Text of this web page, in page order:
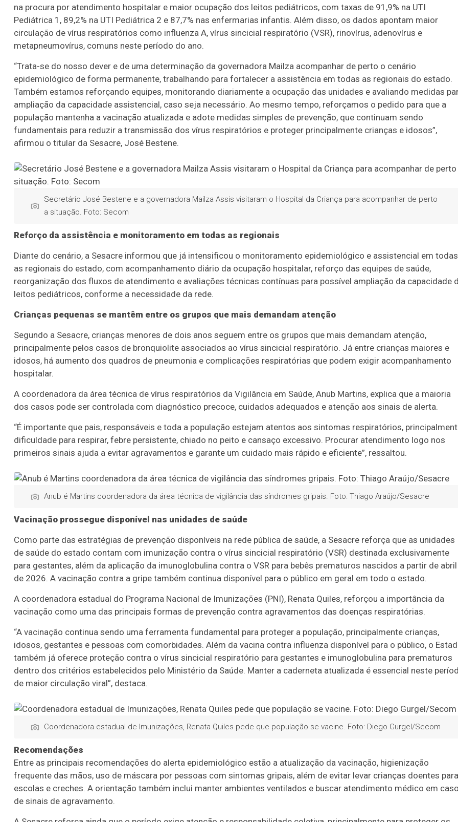
na procura por atendimento hospitalar e maior ocupação dos leitos pediátricos, com taxas de 91,9% na UTI
Pediátrica 1, 89,2% na UTI Pediátrica 2 e 87,7% nas enfermarias infantis. Além disso, os dados apontam maior
circulação de vírus respiratórios como influenza A, vírus sincicial respiratório (VSR), rinovírus, adenovírus e
metapneumovírus, comuns neste período do ano.
“Trata-se do nosso dever e de uma determinação da governadora Mailza acompanhar de perto o cenário
epidemiológico de forma permanente, trabalhando para fortalecer a assistência em todas as regionais do estado.
Também estamos reforçando equipes, monitorando diariamente a ocupação das unidades e avaliando medidas
ampliação da capacidade assistencial, caso seja necessário. Ao mesmo tempo, reforçamos o pedido para que a
população mantenha a vacinação atualizada e adote medidas simples de prevenção, que continuam sendo
fundamentais para reduzir a transmissão dos vírus respiratórios e proteger principalmente crianças e idosos”,
afirmou o titular da Sesacre, José Bestene.
Secretário José Bestene e a governadora Mailza Assis visitaram o Hospital da Criança para acompanhar de perto
a situação. Foto: Secom
Reforço da assistência e monitoramento em todas as regionais
Diante do cenário, a Sesacre informou que já intensificou o monitoramento epidemiológico e assistencial em todas
as regionais do estado, com acompanhamento diário da ocupação hospitalar, reforço das equipes de saúde,
reorganização dos fluxos de atendimento e avaliações técnicas contínuas para possível ampliação da capacidade
leitos pediátricos, conforme a necessidade da rede.
Crianças pequenas se mantêm entre os grupos que mais demandam atenção
Segundo a Sesacre, crianças menores de dois anos seguem entre os grupos que mais demandam atenção,
principalmente pelos casos de bronquiolite associados ao vírus sincicial respiratório. Já entre crianças maiores e
idosos, há aumento dos quadros de pneumonia e complicações respiratórias que podem exigir acompanhamento
hospitalar.
A coordenadora da área técnica de vírus respiratórios da Vigilância em Saúde, Anub Martins, explica que a maioria
dos casos pode ser controlada com diagnóstico precoce, cuidados adequados e atenção aos sinais de alerta.
“É importante que pais, responsáveis e toda a população estejam atentos aos sintomas respiratórios,
dificuldade para respirar, febre persistente, chiado no peito e cansaço excessivo. Procurar atendimento logo nos
primeiros sinais ajuda a evitar agravamentos e garante um cuidado mais rápido e eficiente”, ressaltou.
Anub é Martins coordenadora da área técnica de vigilância das síndromes gripais. Foto: Thiago Araújo/Sesacre
Vacinação prossegue disponível nas unidades de saúde
Como parte das estratégias de prevenção disponíveis na rede pública de saúde, a Sesacre reforça que as unidades
de saúde do estado contam com imunização contra o vírus sincicial respiratório (VSR) destinada exclusivamente
para gestantes, além da aplicação da imunoglobulina contra o VSR para bebês prematuros nascidos a partir de abril
de 2026. A vacinação contra a gripe também continua disponível para o público em geral em todo o estado.
A coordenadora estadual do Programa Nacional de Imunizações (PNI), Renata Quiles, reforçou a importância da
vacinação como uma das principais formas de prevenção contra agravamentos das doenças respiratórias.
“A vacinação continua sendo uma ferramenta fundamental para proteger a população, principalmente crianças,
idosos, gestantes e pessoas com comorbidades. Além da vacina contra influenza disponível para o público, o
também já oferece proteção contra o vírus sincicial respiratório para gestantes e imunoglobulina para prematuros
dentro dos critérios estabelecidos pelo Ministério da Saúde. Manter a caderneta atualizada é essencial neste
de maior circulação viral”, destaca.
Coordenadora estadual de Imunizações, Renata Quiles pede que população se vacine. Foto: Diego Gurgel/Secom
Recomendações
Entre as principais recomendações do alerta epidemiológico estão a atualização da vacinação, higienização
frequente das mãos, uso de máscara por pessoas com sintomas gripais, além de evitar levar crianças doentes para
escolas e creches. A orientação também inclui manter ambientes ventilados e buscar atendimento médico em
de sinais de agravamento.